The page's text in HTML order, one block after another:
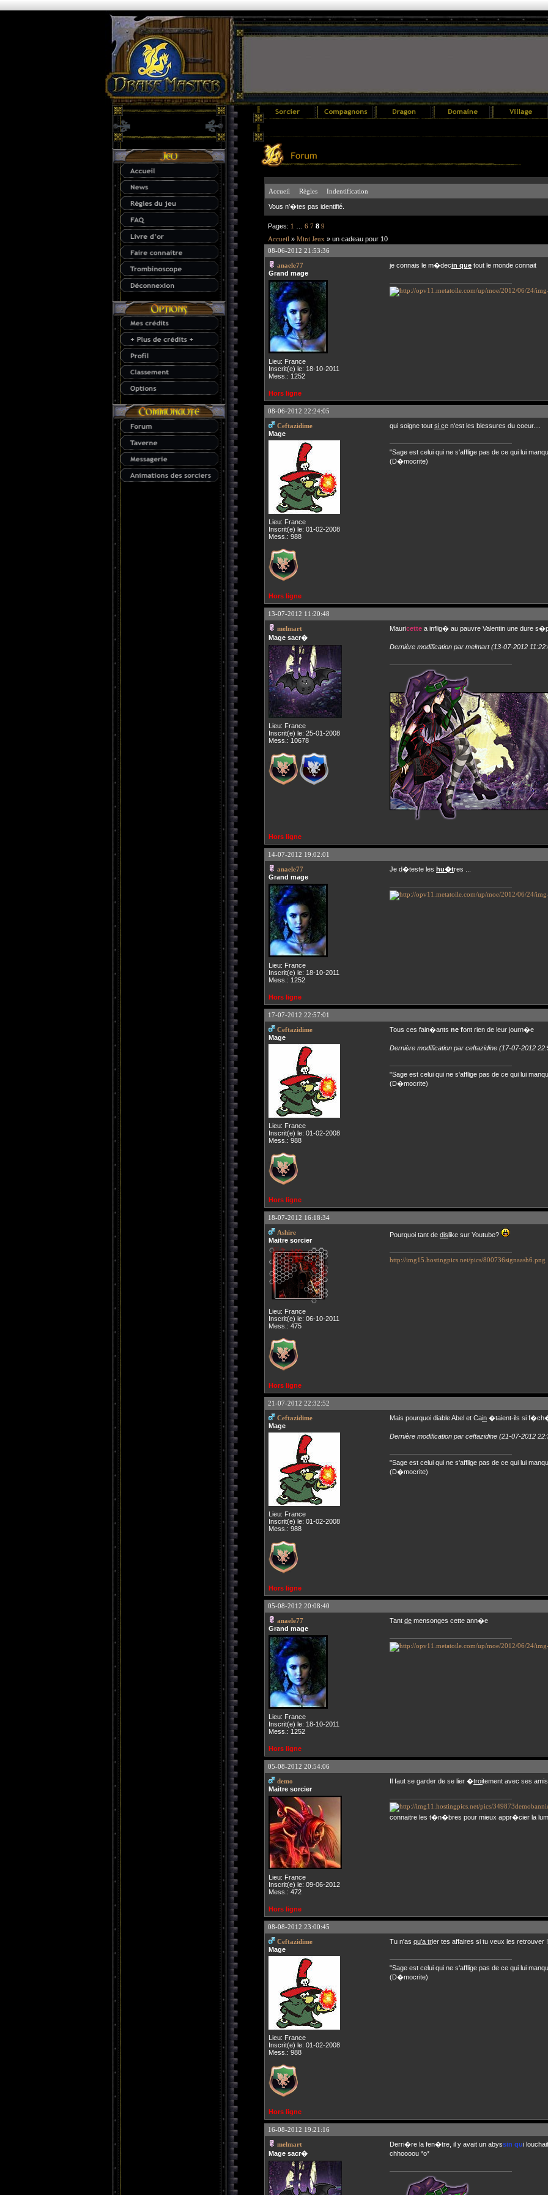
Accueil Règles Indentification
Vous n'�tes pas identifié.
Pages: 1 6 7 8 9
Accueil » Mini Jeux » un cadeau pour 10
08-06-2012 21:53:36
anaele77
Grand mage
Lieu: France
Inscrit(e) le: 18-10-2011
Mess.: 1252
je connais le m�decin que tout le monde connait
Hors ligne
08-06-2012 22:24:05
Ceftazidime
Mage
Lieu: France
Inscrit(e) le: 01-02-2008
Mess.: 988
qui soigne tout si ce n'est les blessures du coeur....
"Sage est celui qui ne s'afflige pas de ce qui lui
(D�mocrite)
Hors ligne
13-07-2012 11:20:48
melmart
Mage sacr�
Lieu: France
Inscrit(e) le: 25-01-2008
Mess.: 10678
Mauricette a inflig� au pauvre Valentin une dure
Dernière modification par melmart (13-07-2012
Hors ligne
14-07-2012 19:02:01
anaele77
Grand mage
Lieu: France
Inscrit(e) le: 18-10-2011
Mess.: 1252
Je d�teste les hu�tres ...
Hors ligne
17-07-2012 22:57:01
Ceftazidime
Mage
Lieu: France
Inscrit(e) le: 01-02-2008
Mess.: 988
Tous ces fain�ants ne font rien de leur journ�e
Dernière modification par ceftazidine (17-07-2012
"Sage est celui qui ne s'afflige pas de ce qui lui
(D�mocrite)
Hors ligne
18-07-2012 16:18:34
Ashire
Maitre sorcier
Lieu: France
Inscrit(e) le: 06-10-2011
Mess.: 475
Pourquoi tant de dislike sur Youtube?
http://img15.hostingpics.net/pics/800736signaash6.png
Hors ligne
21-07-2012 22:32:52
Ceftazidime
Mage
Lieu: France
Inscrit(e) le: 01-02-2008
Mess.: 988
Mais pourquoi diable Abel et Cain �taient-ils si
Dernière modification par ceftazidine (21-07-2012
"Sage est celui qui ne s'afflige pas de ce qui lui
(D�mocrite)
Hors ligne
05-08-2012 20:08:40
anaele77
Grand mage
Lieu: France
Inscrit(e) le: 18-10-2011
Mess.: 1252
Tant de mensonges cette ann�e
Hors ligne
05-08-2012 20:54:06
demo
Maitre sorcier
Lieu: France
Inscrit(e) le: 09-06-2012
Mess.: 472
Il faut se garder de se lier �troitement avec ses
connaitre les t�n�bres pour mieux appr�cier la
Hors ligne
08-08-2012 23:00:45
Ceftazidime
Mage
Lieu: France
Inscrit(e) le: 01-02-2008
Mess.: 988
Tu n'as qu'a trier tes affaires si tu veux les retrouver !
"Sage est celui qui ne s'afflige pas de ce qui lui
(D�mocrite)
Hors ligne
16-08-2012 19:21:16
melmart
Mage sacr�
Derri�re la fen�tre, il y avait un abyssin qui
chhoooou *o*